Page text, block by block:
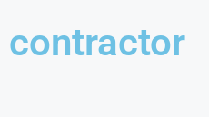
contractor